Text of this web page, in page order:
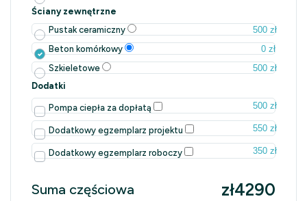
Ściany zewnętrzne
Pustak ceramiczny
500 zł
Beton komórkowy
0 zł
Szkieletowe
500 zł
Dodatki
Pompa ciepła za dopłatą 500 zł
Dodatkowy egzemplarz projektu 550 zł
Dodatkowy egzemplarz roboczy 350 zł
Suma częściowa zł4290